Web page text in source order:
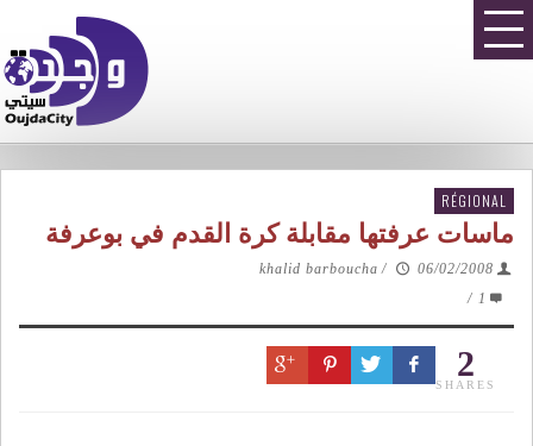
RÉGIONAL
ماسات عرفتها مقابلة كرة القدم في بوعرفة
khalid barboucha /
06/02/2008
1
/
2
SHARES